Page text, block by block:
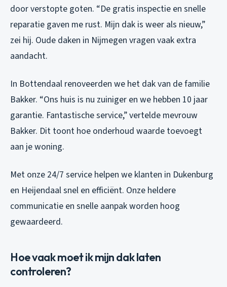
door verstopte goten. “De gratis inspectie en snelle
reparatie gaven me rust. Mijn dak is weer als nieuw,”
zei hij. Oude daken in Nijmegen vragen vaak extra
aandacht.
In Bottendaal renoveerden we het dak van de familie
Bakker. “Ons huis is nu zuiniger en we hebben 10 jaar
garantie. Fantastische service,” vertelde mevrouw
Bakker. Dit toont hoe onderhoud waarde toevoegt
aan je woning.
Met onze 24/7 service helpen we klanten in Dukenburg
en Heijendaal snel en efficiënt. Onze heldere
communicatie en snelle aanpak worden hoog
gewaardeerd.
Hoe vaak moet ik mijn dak laten
controleren?